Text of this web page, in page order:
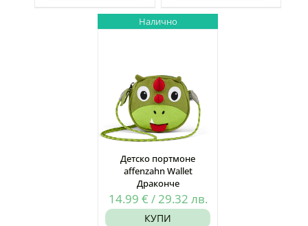
Налично
Детско портмоне
affenzahn Wallet
Драконче
14.99 € /29.32 лв.
КУПИ